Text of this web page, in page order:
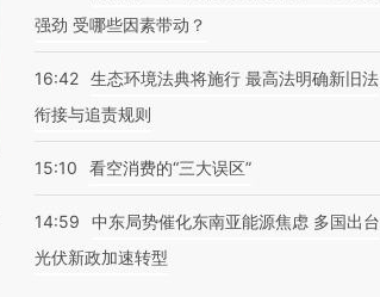
强劲 受哪些因素带动？
16:42 生态环境法典将施行 最高法明确新旧法
衔接与追责规则
15:10 看空消费的“三大误区”
14:59
中东局势催化东南亚能源焦虑 多国出台
光伏新政加速转型